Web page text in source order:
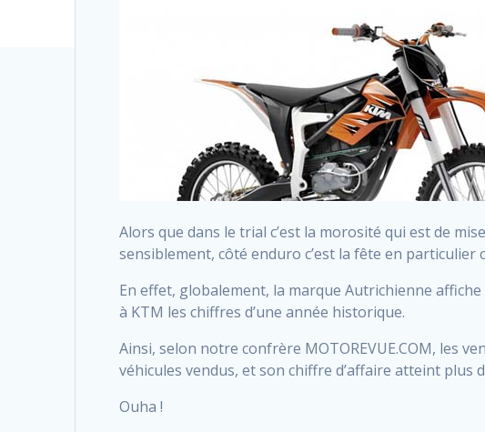
Alors que dans le trial c’est la morosité qui est de
sensiblement, côté enduro c’est la fête en particulier
En effet, globalement, la marque Autrichienne
à KTM les chiffres d’une année historique.
Ainsi, selon notre confrère MOTOREVUE.COM, les
véhicules vendus, et son chiffre d’affaire atteint plus
Ouha !